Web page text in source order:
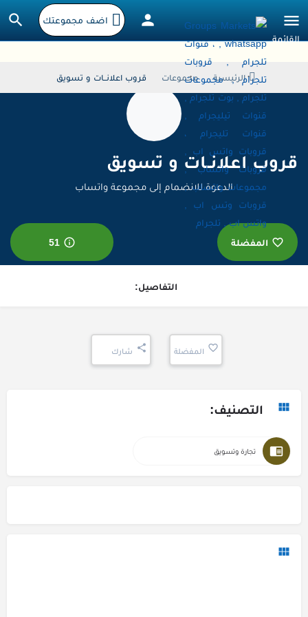
اضف مجموعتك
الرئيسية مجموعات قروب اعلانــات و تسويق
قروب اعلانــات و تسويق
الدعوة للانضمام إلى مجموعة واتساب
المفضلة 51
التفاصيل:
المفضلة شارك
التصنيف:
تجارة وتسويق